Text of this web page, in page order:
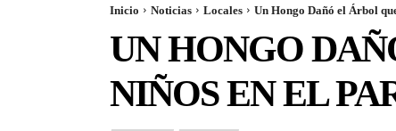
Inicio Noticias Locales Un Hongo Dañó el Árbol
UN HONGO
NIÑOS EN EL